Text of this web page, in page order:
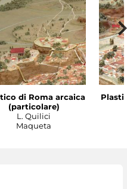
di Roma arcaica
(particolare)
L. Quilici
Maqueta